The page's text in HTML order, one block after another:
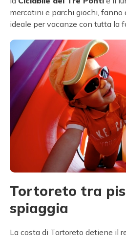
mercatini e parchi giochi, fanno
ideale per vacanze con tutta la
Tortoreto tra
spiaggia
La costa di Tortoreto detiene il